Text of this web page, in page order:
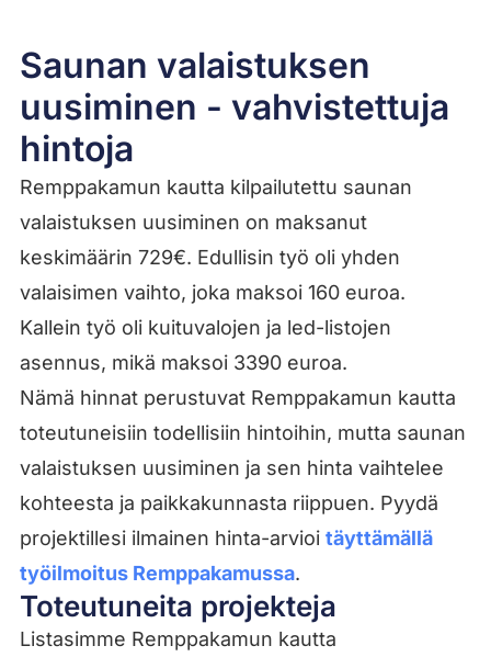
Saunan valaistuksen
uusiminen - vahvistettuja
hintoja
Remppakamun kautta kilpailutettu saunan
valaistuksen uusiminen on maksanut
keskimäärin 729€. Edullisin työ oli yhden
valaisimen vaihto, joka maksoi 160 euroa.
Kallein työ oli kuituvalojen ja led-listojen
asennus, mikä maksoi 3390 euroa.
Nämä hinnat perustuvat Remppakamun kautta
toteutuneisiin todellisiin hintoihin, mutta saunan
valaistuksen uusiminen ja sen hinta vaihtelee
kohteesta ja paikkakunnasta riippuen. Pyydä
projektillesi ilmainen hinta-arvioi täyttämällä
työilmoitus Remppakamussa.
Toteutuneita projekteja
Listasimme Remppakamun kautta